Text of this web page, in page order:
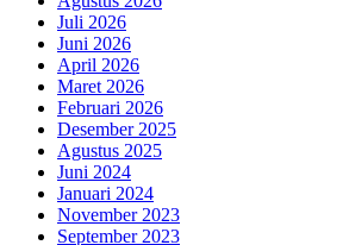
Juli 2026
Juni 2026
April 2026
Maret 2026
Februari 2026
Desember 2025
Agustus 2025
Juni 2024
Januari 2024
November 2023
September 2023